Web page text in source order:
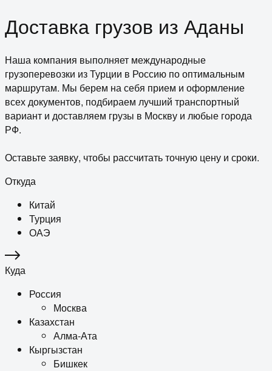
Доставка грузов из Аданы
Наша компания выполняет международные
грузоперевозки из Турции в Россию по оптимальным
маршрутам. Мы берем на себя прием и оформление
всех документов, подбираем лучший транспортный
вариант и доставляем грузы в Москву и любые города
РФ.
Оставьте заявку, чтобы рассчитать точную цену и сроки.
Откуда
Китай
Турция
ОАЭ
Куда
Россия
Москва
Казахстан
Алма-Ата
Кыргызстан
Бишкек